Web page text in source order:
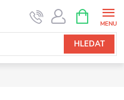
HLEDAT
NÁKUPNÍ
KOŠÍK